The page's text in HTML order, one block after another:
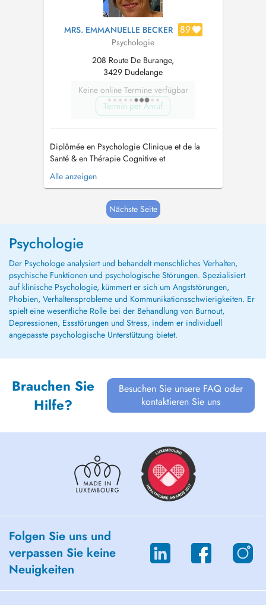
MRS. EMMANUELLE BECKER 89
Psychologie
208 Route De Burange,
3429 Dudelange
Keine online Termine verfügbar
Termin per Anruf
Diplômée en Psychologie Clinique et de la
Santé & en Thérapie Cognitive et
Comportementale, je vous accueille au sein du
cabinet Physiosphère à Dudelange. En tant que
approche collaborative avec mes patients afin
de les accompagner dans l'identification et ...
Alle anzeigen
Nächste Seite
Psychologie
Der Psychologe analysiert und behandelt menschliches Verhalten,
psychische Funktionen und psychologische Störungen. Spezialisiert
auf klinische Psychologie, kümmert er sich um Angststörungen,
Phobien, Verhaltensprobleme und Kommunikationsschwierigkeiten. Er
spielt eine wesentliche Rolle bei der Behandlung von Burnout,
Depressionen, Essstörungen und Stress, indem er individuell
angepasste psychologische Unterstützung bietet.
Brauchen Sie
Hilfe?
Besuchen Sie unsere FAQ oder
kontaktieren Sie uns
Folgen Sie uns und
verpassen Sie keine
Neuigkeiten